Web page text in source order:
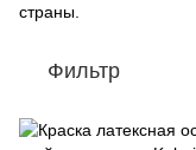
страны.
Фильтр